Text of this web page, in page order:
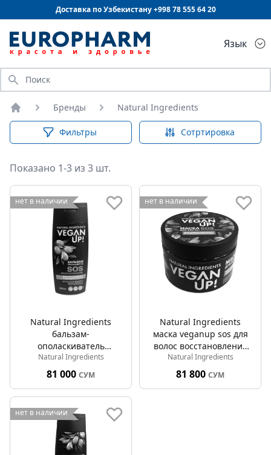
Доставка по Узбекистану +99878 555 64 20
Язык
Искать
Главная
Бренды Natural Ingredients
Фильтры Сотртировка
Показано 1-3 из 3 шт.
нет в наличии
Natural Ingredients
бальзам-
ополаскиватель
veganup sos для волос
восстановление 230 мл
Natural Ingredients
81 000 СУМ
нет в наличии
Natural Ingredients
маска veganup sos для
волос восстановление
300 мл
Natural Ingredients
81 800 СУМ
нет в наличии